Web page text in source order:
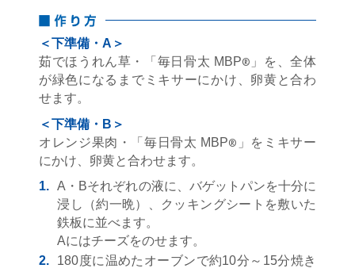
＜下準備・A＞
茹でほうれん草・「毎日骨太 MBP® 」を、全体
が緑色になるまでミキサーにかけ、卵黄と合わ
せます。
＜下準備・B＞
オレンジ果肉・「毎日骨太 MBP® 」をミキサー
にかけ、卵黄と合わせます。
1.
A・Bそれぞれの液に、バゲットパンを十分に
浸し（約一晩）、クッキングシートを敷いた
鉄板に並べます。
Aにはチーズをのせます。
2.
180度に温めたオーブンで約10分～15分焼き